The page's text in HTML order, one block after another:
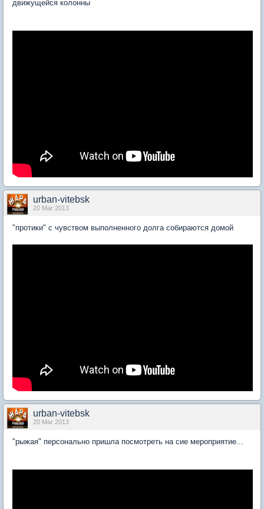
движущейся колонны
urban-vitebsk
20 Mar 2013
"протики" с чувством выполненного долга собираются домой
urban-vitebsk
20 Mar 2013
"рыжая" персонально пришла посмотреть на сие мероприятие...